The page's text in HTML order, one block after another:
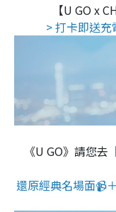
【U GO x
> 打卡即送
《U GO》請您
還原經典名場面📹